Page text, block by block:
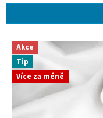
í
V
p
Akce
Tip
Více za méně